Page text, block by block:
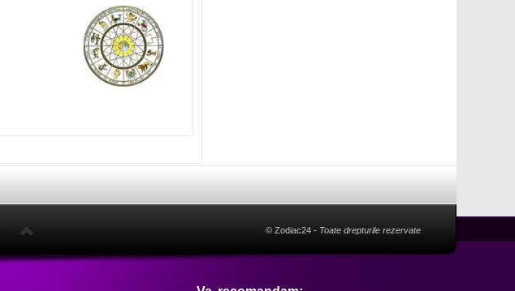
© Zodiac24 - Toate drepturile rezervate